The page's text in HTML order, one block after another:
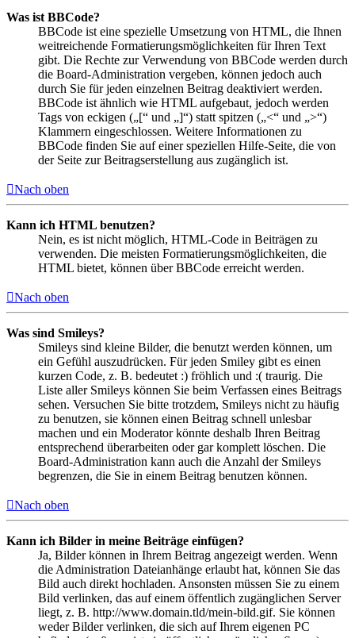
Was ist BBCode?
BBCode ist eine spezielle Umsetzung von HTML, die Ihnen
weitreichende Formatierungsmöglichkeiten für Ihren Text
gibt. Die Rechte zur Verwendung von BBCode werden durch
die Board-Administration vergeben, können jedoch auch
durch Sie für jeden einzelnen Beitrag deaktiviert werden.
BBCode ist ähnlich wie HTML aufgebaut, jedoch werden
Tags von eckigen („[“ und „]“) statt spitzen („<“ und „>“)
Klammern eingeschlossen. Weitere Informationen zu
BBCode finden Sie auf einer speziellen Hilfe-Seite, die von
der Seite zur Beitragserstellung aus zugänglich ist.
Nach oben
Kann ich HTML benutzen?
Nein, es ist nicht möglich, HTML-Code in Beiträgen zu
verwenden. Die meisten Formatierungsmöglichkeiten, die
HTML bietet, können über BBCode erreicht werden.
Nach oben
Was sind Smileys?
Smileys sind kleine Bilder, die benutzt werden können, um
ein Gefühl auszudrücken. Für jeden Smiley gibt es einen
kurzen Code, z. B. bedeutet :) fröhlich und :( traurig. Die
Liste aller Smileys können Sie beim Verfassen eines Beitrags
sehen. Versuchen Sie bitte trotzdem, Smileys nicht zu häufig
zu benutzen, sie können einen Beitrag schnell unlesbar
machen und ein Moderator könnte deshalb Ihren Beitrag
entsprechend überarbeiten oder gar komplett löschen. Die
Board-Administration kann auch die Anzahl der Smileys
begrenzen, die Sie in einem Beitrag benutzen können.
Nach oben
Kann ich Bilder in meine Beiträge einfügen?
Ja, Bilder können in Ihrem Beitrag angezeigt werden. Wenn
die Administration Dateianhänge erlaubt hat, können Sie das
Bild auch direkt hochladen. Ansonsten müssen Sie zu einem
Bild verlinken, das auf einem öffentlich zugänglichen Server
liegt, z. B. http://www.domain.tld/mein-bild.gif. Sie können
weder Bilder verlinken, die sich auf Ihrem eigenen PC